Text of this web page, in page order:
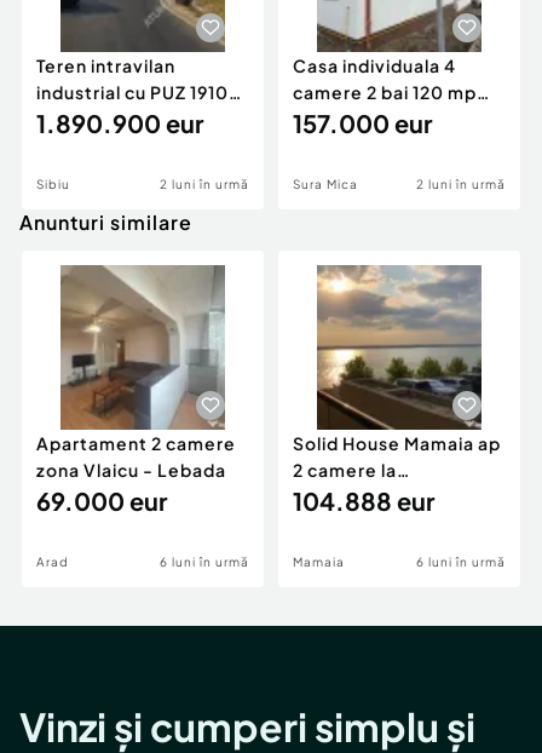
Teren intravilan
industrial cu PUZ 19100
mp zona Hornbach di
1.890.900 eur
Sibiu 2 luni în urmă
Casa individuala 4
camere 2 bai 120 mp
utili 300 mp teren in
157.000 eur
Sura Mica 2 luni în urmă
Anunturi similare
Apartament 2 camere
zona Vlaicu - Lebada
69.000 eur
Arad 6 luni în urmă
Solid House Mamaia ap
2 camere la
cheie,langa Mega
104.888 eur
Mamaia 6 luni în urmă
Vinzi și cumperi simplu și